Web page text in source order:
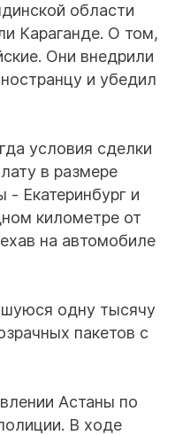
области
Караганде. О том,
Они внедрили
и убедил
условия сделки
в размере
- Екатеринбург и
километре от
на автомобиле
одну тысячу
пакетов с
Астаны по
В ходе